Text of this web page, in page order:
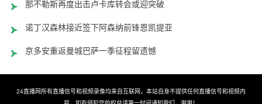
那不勒斯再度出击卢卡库转会或迎突破
诺丁汉森林接近签下阿森纳前锋恩凯提亚
京多安重返曼城巴萨一季征程留遗憾
24直播网所有直播信号和视频录像均来自互联网，本站自身不提供任何直播信号和视频内